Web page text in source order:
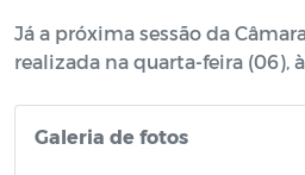
Já a próxima sessão da
realizada na quarta-feira (06),
Galeria de fotos